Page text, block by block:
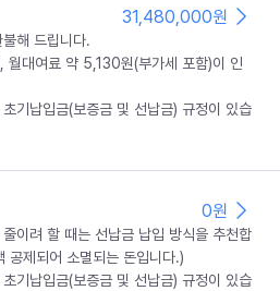
31,480,000원
해 드립니다.
대여료 약 5,130원(부가세 포함)이 인
기납입금(보증금 및 선납금) 규정이 있습
0원
이려 할 때는 선납금 납입 방식을 추천합
공제되어 소멸되는 돈입니다.)
기납입금(보증금 및 선납금) 규정이 있습